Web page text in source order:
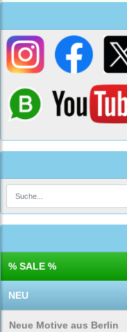
% SALE %
NEU
Neue Motive aus Berlin